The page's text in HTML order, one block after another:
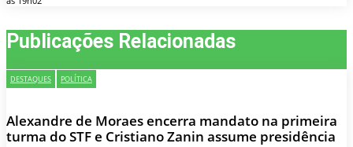
Publicações Relacionadas
DESTAQUES POLÍTICA
Alexandre de Moraes encerra mandato na primeira
turma do STF e Cristiano Zanin assume presidência